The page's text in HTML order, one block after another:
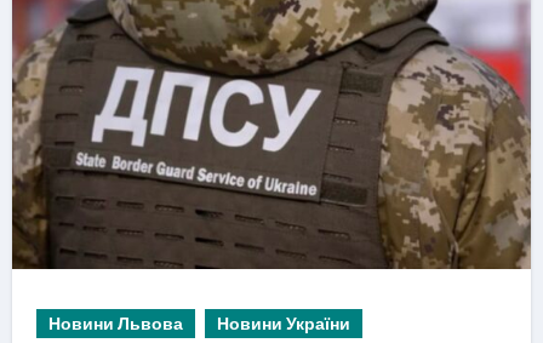
Новини Львова Новини України